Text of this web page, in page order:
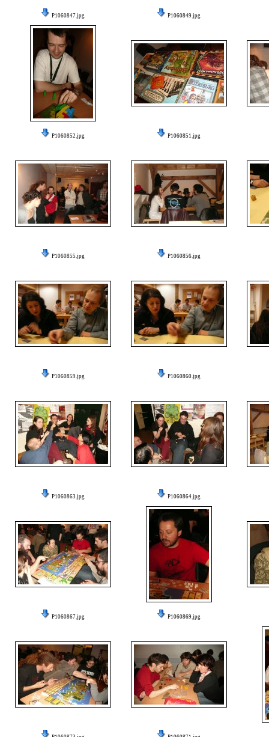
P1060847.jpg P1060849.jpg
P1060852.jpg P1060851.jpg
P1060855.jpg P1060856.jpg
P1060859.jpg P1060860.jpg
P1060863.jpg P1060864.jpg
P1060867.jpg P1060869.jpg